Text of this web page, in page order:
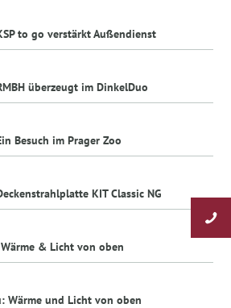
to go verstärkt Außendienst
überzeugt im DinkelDuo
Besuch im Prager Zoo
KIT Classic NG
& Licht von oben
Wärme und Licht von oben